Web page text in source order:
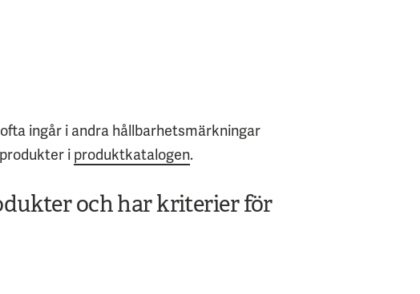
ingår i andra hållbarhetsmärkningar
i produktkatalogen.
och har kriterier för